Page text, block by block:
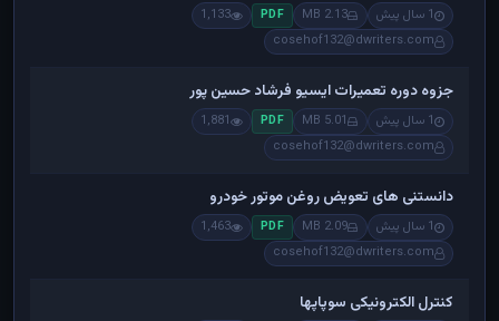
1 سال پیش 2.13 MB
PDF
1,133
cosehof132@dwriters.com
جزوه دوره تعمیرات ایسیو فرشاد حسین پور
1 سال پیش 5.01 MB
PDF
1,881
cosehof132@dwriters.com
دانستنی های تعویض روغن موتور خودرو
1 سال پیش 2.09 MB
PDF
1,463
cosehof132@dwriters.com
کنترل الکترونیکی سوپاپها